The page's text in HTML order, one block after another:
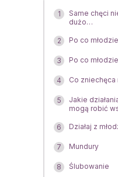
1
Same chęci
dużo…
2 Po co
3 Po co
4 Co zniechęca
5
Jakie
mogą robić
6 Działaj z
7 Mundury
8 Ślubowanie